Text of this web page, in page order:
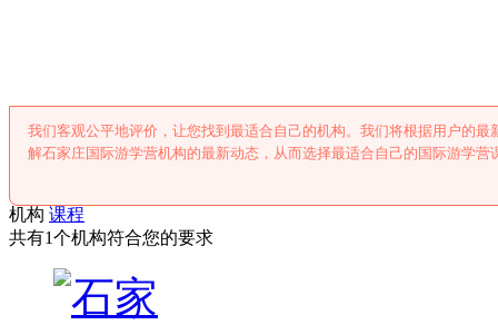
我们客观公平地评价，让您找到最适合自己的机构。我们将根据用户的
解石家庄国际游学营机构的最新动态，从而选择最适合自己的国际游学营
机构 课程
共有1个机构符合您的要求